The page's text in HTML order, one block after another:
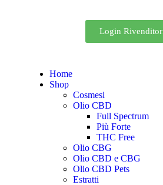
Login
Home
Shop
Cosmesi
Olio CBD
Full Spectrum
Più Forte
THC Free
Olio CBG
Olio CBD e CBG
Olio CBD Pets
Estratti